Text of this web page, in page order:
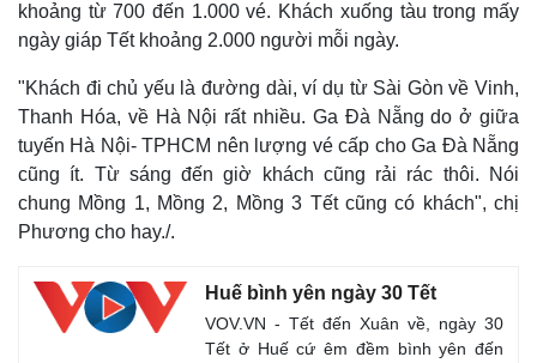
khoảng từ 700 đến 1.000 vé. Khách xuống tàu trong mấy
ngày giáp Tết khoảng 2.000 người mỗi ngày.
"Khách đi chủ yếu là đường dài, ví dụ từ Sài Gòn về Vinh,
Thanh Hóa, về Hà Nội rất nhiều. Ga Đà Nẵng do ở giữa
tuyến Hà Nội- TPHCM nên lượng vé cấp cho Ga Đà Nẵng
cũng ít. Từ sáng đến giờ khách cũng rải rác thôi. Nói
chung Mồng 1, Mồng 2, Mồng 3 Tết cũng có khách", chị
Phương cho hay./.
Huế bình yên ngày 30 Tết
VOV.VN - Tết đến Xuân về, ngày 30
Tết ở Huế cứ êm đềm bình yên đến